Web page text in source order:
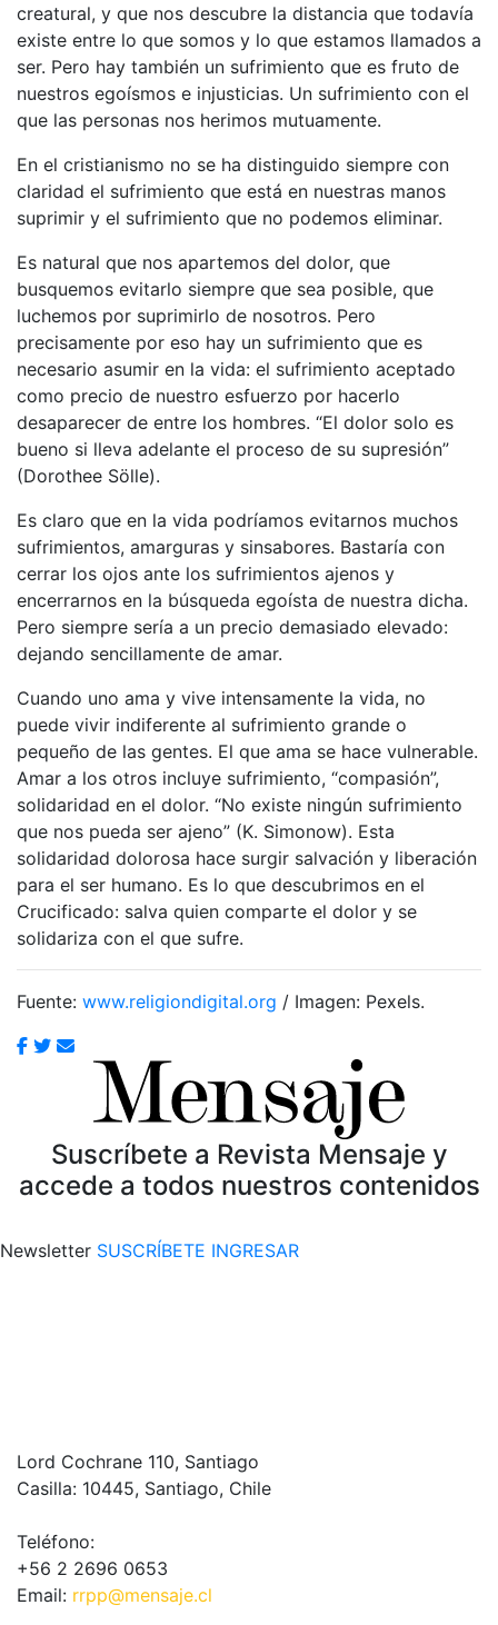
creatural, y que nos descubre la distancia que todavía
existe entre lo que somos y lo que estamos llamados a
ser. Pero hay también un sufrimiento que es fruto de
nuestros egoísmos e injusticias. Un sufrimiento con el
que las personas nos herimos mutuamente.
En el cristianismo no se ha distinguido siempre con
claridad el sufrimiento que está en nuestras manos
suprimir y el sufrimiento que no podemos eliminar.
Es natural que nos apartemos del dolor, que
busquemos evitarlo siempre que sea posible, que
luchemos por suprimirlo de nosotros. Pero
precisamente por eso hay un sufrimiento que es
necesario asumir en la vida: el sufrimiento aceptado
como precio de nuestro esfuerzo por hacerlo
desaparecer de entre los hombres. “El dolor solo es
bueno si lleva adelante el proceso de su supresión”
(Dorothee Sölle).
Es claro que en la vida podríamos evitarnos muchos
sufrimientos, amarguras y sinsabores. Bastaría con
cerrar los ojos ante los sufrimientos ajenos y
encerrarnos en la búsqueda egoísta de nuestra dicha.
Pero siempre sería a un precio demasiado elevado:
dejando sencillamente de amar.
Cuando uno ama y vive intensamente la vida, no
puede vivir indiferente al sufrimiento grande o
pequeño de las gentes. El que ama se hace vulnerable.
Amar a los otros incluye sufrimiento, “compasión”,
solidaridad en el dolor. “No existe ningún sufrimiento
que nos pueda ser ajeno” (K. Simonow). Esta
solidaridad dolorosa hace surgir salvación y liberación
para el ser humano. Es lo que descubrimos en el
Crucificado: salva quien comparte el dolor y se
solidariza con el que sufre.
Fuente: www.religiondigital.org / Imagen: Pexels.
Suscríbete a Revista Mensaje y
accede a todos nuestros contenidos
Newsletter SUSCRÍBETE INGRESAR
Lord Cochrane 110, Santiago
Casilla: 10445, Santiago, Chile
Teléfono:
+56 2 2696 0653
Email: rrpp@mensaje.cl